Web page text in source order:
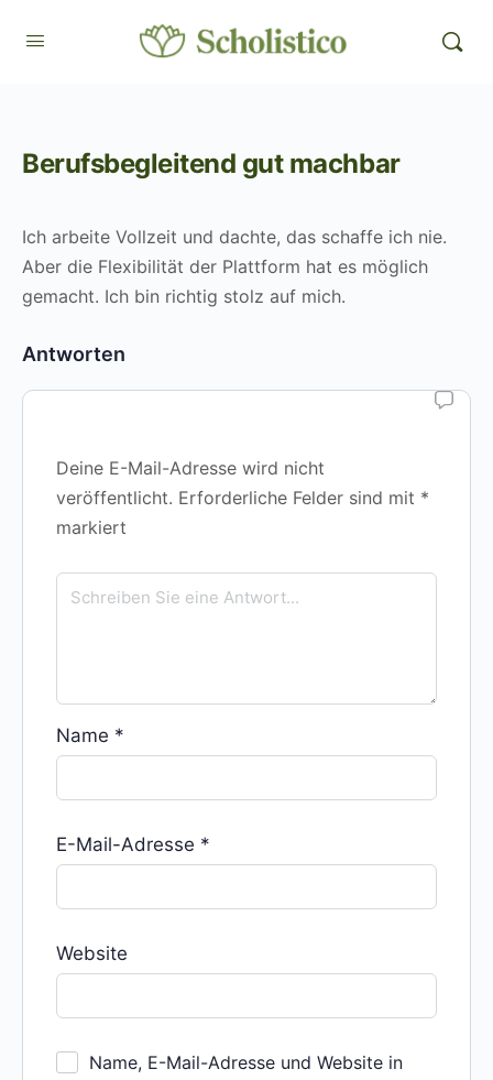
Berufsbegleitend gut machbar
Ich arbeite Vollzeit und dachte, das schaffe ich nie.
Aber die Flexibilität der Plattform hat es möglich
gemacht. Ich bin richtig stolz auf mich.
Antworten
Deine E-Mail-Adresse wird nicht
veröffentlicht. Erforderliche Felder sind mit *
markiert
Name *
E-Mail-Adresse *
Website
Name, E-Mail-Adresse und Website in